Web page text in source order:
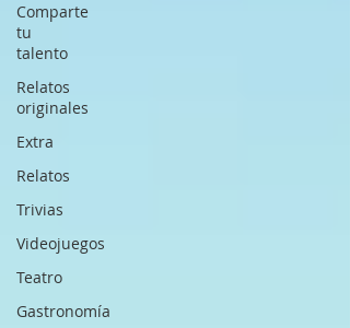
Comparte
tu
talento
Relatos
originales
Extra
Relatos
Trivias
Videojuegos
Teatro
Gastronomía